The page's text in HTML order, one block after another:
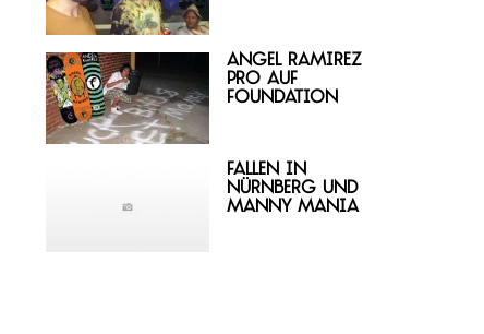
Angel Ramirez
Pro auf
Foundation
Fallen in
Nürnberg und
Manny Mania